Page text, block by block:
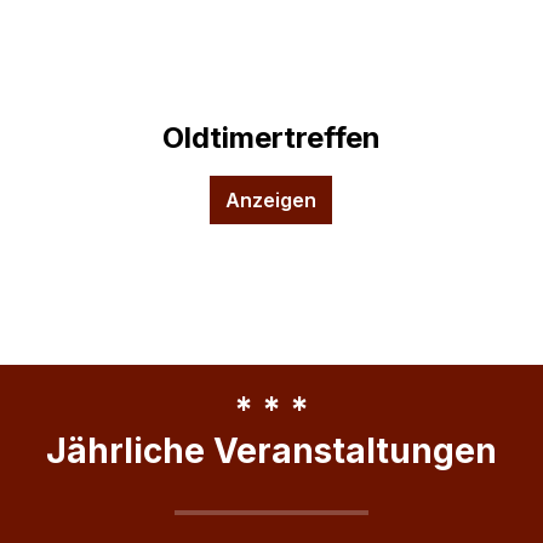
Oldtimertreffen
Anzeigen
* * *
Jährliche Veranstaltungen